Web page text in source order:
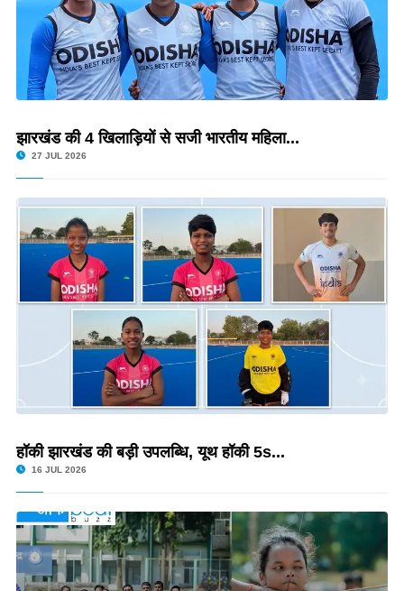
झारखंड की 4 खिलाड़ियों से सजी भारतीय महिला...
27 JUL 2026
हॉकी झारखंड की बड़ी उपलब्धि, यूथ हॉकी 5s...
16 JUL 2026